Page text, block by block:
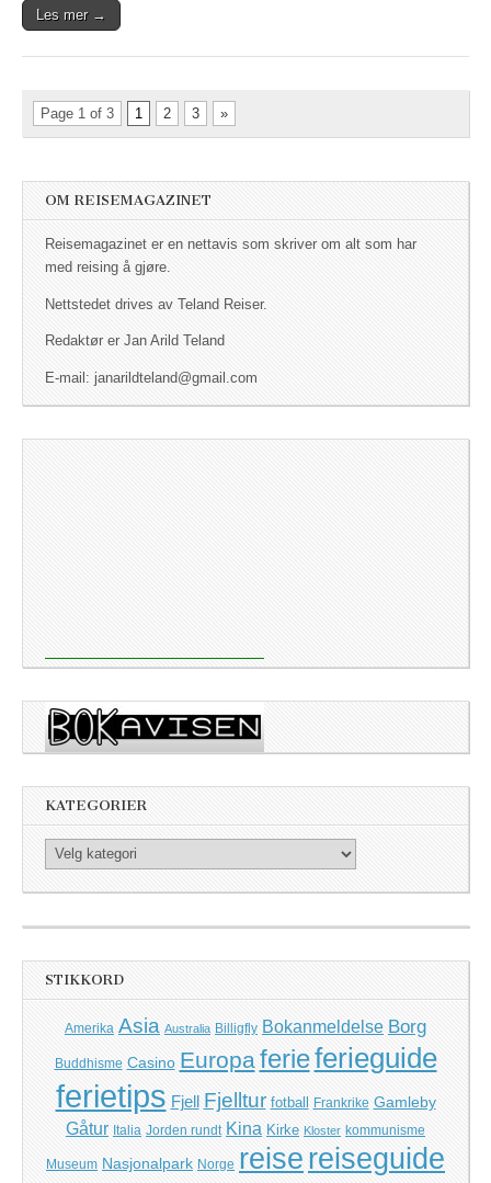
Les mer →
Page 1 of 3 1 2 3 »
OM REISEMAGAZINET
Reisemagazinet er en nettavis som skriver om alt som har
med reising å gjøre.
Nettstedet drives av Teland Reiser.
Redaktør er Jan Arild Teland
E-mail: janarildteland@gmail.com
KATEGORIER
Kategorier
STIKKORD
Amerika Asia Australia Billigfly Bokanmeldelse Borg
Buddhisme Casino Europa ferieferieguide
ferietips Fjell Fjelltur fotball Frankrike Gamleby
Gåtur Italia Jorden rundt Kina Kirke Kloster kommunisme
Museum Nasjonalpark Norge reise reiseguide